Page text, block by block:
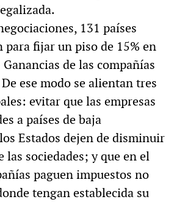
131 países
para fijar un piso de 15% en
de las compañías
ese modo se alientan tres
evitar que las empresas
a países de baja
Estados dejen de disminuir
sociedades; y que en el
paguen impuestos no
tengan establecida su